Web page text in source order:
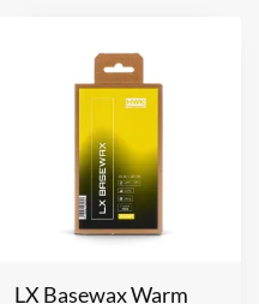
LX Basewax Warm